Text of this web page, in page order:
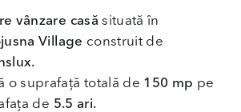
vânzare casă situată în
Village construit de
o suprafață totală de 150 mp pe
de 5.5 ari.